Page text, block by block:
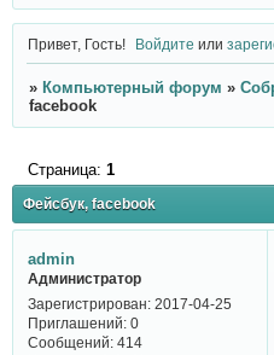
Привет, Гость! Войдите или
» Компьютерный форум »
facebook
Фейсбук, facebook
Страница: 1
admin
Администратор
Зарегистрирован: 2017-04-25
Приглашений:0
Сообщений:414